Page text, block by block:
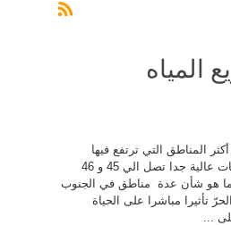
المياه
المناطق التي ترتفع فيها
موجات الحرارة لدرجات عالية جدا تصل الي 45 و 46
هو شأن عدة مناطق في الجنوب
تأثيرا مباشرا على الحياة
...